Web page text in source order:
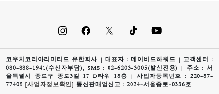
코우치코리아리미티드 유한회사 | 대표자 : 데이비드하워드 | 고객센터 :
080-888-1941(수신자부담), SMS : 02-6203-3005(발신전용) | 주소 : 서
울특별시 종로구 종로3길 17 D타워 18층 | 사업자등록번호 : 220-87-
77405
[사업자정보확인] 통신판매업신고 : 2024-서울종로-0336호